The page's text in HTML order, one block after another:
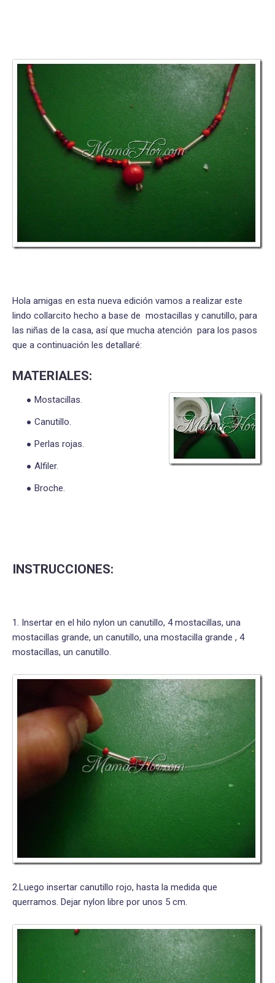
Hola amigas en esta nueva edición vamos a realizar este
lindo collarcito hecho a base de mostacillas y canutillo, para
las niñas de la casa, así que mucha atención para los pasos
que a continuación les detallaré:
MATERIALES:
Mostacillas.
Canutillo.
Perlas rojas.
Alfiler.
Broche.
INSTRUCCIONES:
1. Insertar en el hilo nylon un canutillo, 4 mostacillas, una
mostacillas grande, un canutillo, una mostacilla grande , 4
mostacillas, un canutillo.
2.Luego insertar canutillo rojo, hasta la medida que
querramos. Dejar nylon libre por unos 5 cm.